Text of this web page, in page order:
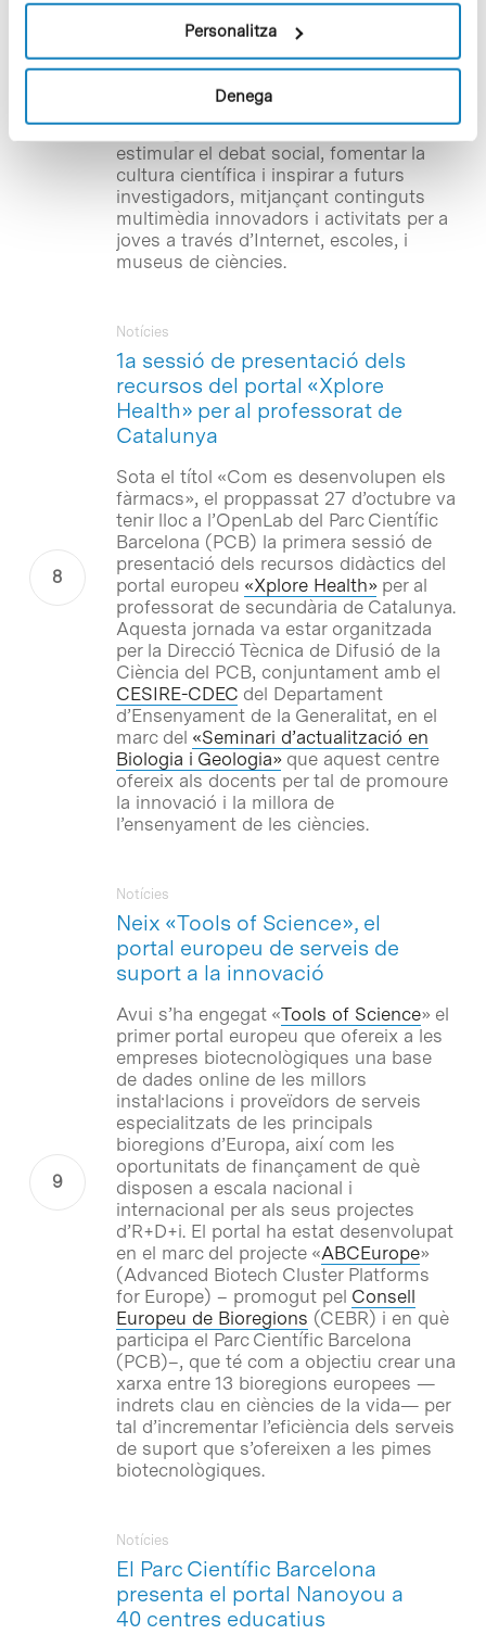
Personalitza
Denega
Caixa». L’objectiu del projecte Xplore
Health –finançat per la Comissió
Europea, través del 7è Programa Marc, i
que compta també amb el suport de la
Fundació Amgen– és apropar la
investigació biomèdica a l’educació,
estimular el debat social, fomentar la
cultura científica i inspirar a futurs
investigadors, mitjançant continguts
multimèdia innovadors i activitats per a
joves a través d’Internet, escoles, i
museus de ciències.
1a sessió de presentació dels
recursos del portal «Xplore
Health» per al professorat de
Catalunya
Notícies
Sota el títol «Com es desenvolupen els
fàrmacs», el proppassat 27 d’octubre va
tenir lloc a l’OpenLab del Parc Científic
Barcelona (PCB) la primera sessió de
presentació dels recursos didàctics del
portal europeu «Xplore Health»per al
professorat de secundària de Catalunya.
Aquesta jornada va estar organitzada
per la Direcció Tècnica de Difusió de la
Ciència del PCB, conjuntament amb el
CESIRE-CDECdel Departament
d’Ensenyament de la Generalitat, en el
marc del «Seminari d’actualització en
Biologia i Geologia»que aquest centre
ofereix als docents per tal de promoure
la innovació i la millora de
l’ensenyament de les ciències.
Neix «Tools of Science», el
portal europeu de serveis de
suport a la innovació
Notícies
Avui s’ha engegat «Tools of Science» el
primer portal europeu que ofereix a les
empreses biotecnològiques una base
de dades online de les millors
instal·lacions i proveïdors de serveis
especialitzats de les principals
bioregions d’Europa, així com les
oportunitats de finançament de què
disposen a escala nacional i
internacional per als seus projectes
d’R+D+i. El portal ha estat desenvolupat
en el marc del projecte «ABCEurope»
(Advanced Biotech Cluster Platforms
for Europe) – promogut pel Consell
Europeu de Bioregions (CEBR) i en què
participa el Parc Científic Barcelona
(PCB)–, que té com a objectiu crear una
xarxa entre 13 bioregions europees —
indrets clau en ciències de la vida— per
tal d’incrementar l’eficiència dels serveis
de suport que s’ofereixen a les pimes
biotecnològiques.
El Parc Científic Barcelona
presenta el portal Nanoyou a
40 centres educatius
Notícies